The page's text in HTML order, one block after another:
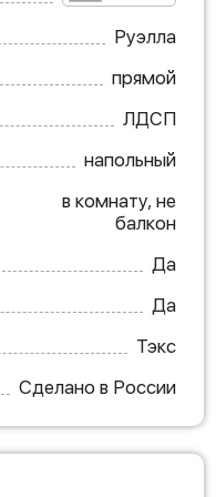
Руэлла
прямой
ЛДСП
напольный
в комнату, не
балкон
Да
Да
Тэкс
Сделано в России